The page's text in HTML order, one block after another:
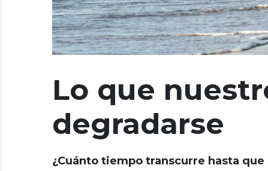
Lo que
degradarse
¿Cuánto tiempo transcurre hasta